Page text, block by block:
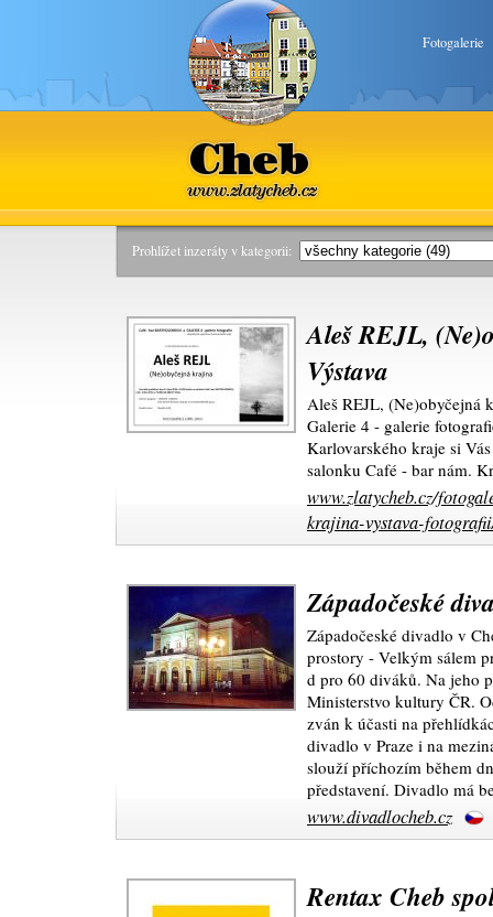
Fotogalerie
Cheb
www.zlatycheb.cz
Prohlížet inzeráty v kategorii:
Aleš REJL,
Výstava
Aleš REJL, (Ne)obyčejná
Galerie 4 - galerie
Karlovarského kraje si
salonku Café - bar nám.
www.zlatycheb.cz/
krajina-vystava-
Západočeské
Západočeské divadlo v
prostory - Velkým sálem
d pro 60 diváků. Na jeho
Ministerstvo kultury ČR.
zván k účasti na
divadlo v Praze i na
slouží příchozím během
představení. Divadlo má
www.divadlocheb.cz
Rentax Cheb